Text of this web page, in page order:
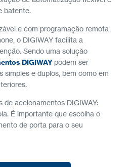
batente.
e com programação remota
o DIGIWAY facilita a
Sendo uma solução
DIGIWAY podem ser
simples e duplos, bem como em
de accionamentos DIGIWAY:
É importante que escolha o
de porta para o seu